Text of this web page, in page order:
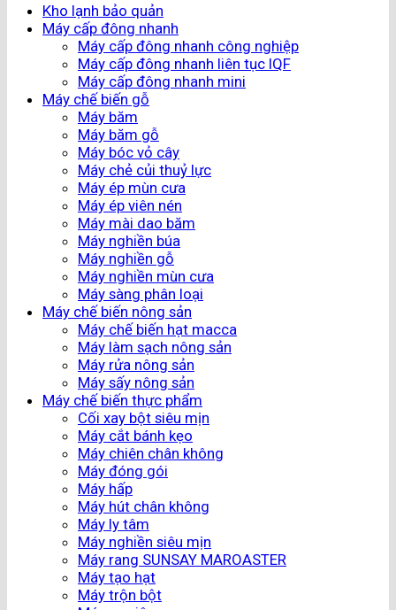
Kho lạnh bảo quản
Máy cấp đông nhanh
Máy cấp đông nhanh công nghiệp
Máy cấp đông nhanh liên tục IQF
Máy cấp đông nhanh mini
Máy chế biến gỗ
Máy băm
Máy băm gỗ
Máy bóc vỏ cây
Máy chẻ củi thuỷ lực
Máy ép mùn cưa
Máy ép viên nén
Máy mài dao băm
Máy nghiền búa
Máy nghiền gỗ
Máy nghiền mùn cưa
Máy sàng phân loại
Máy chế biến nông sản
Máy chế biến hạt macca
Máy làm sạch nông sản
Máy rửa nông sản
Máy sấy nông sản
Máy chế biến thực phẩm
Cối xay bột siêu mịn
Máy cắt bánh kẹo
Máy chiên chân không
Máy đóng gói
Máy hấp
Máy hút chân không
Máy ly tâm
Máy nghiền siêu mịn
Máy rang SUNSAY MAROASTER
Máy tạo hạt
Máy trộn bột